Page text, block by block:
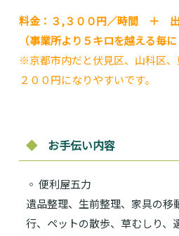
料金：３,３００円／時間 ＋
（事業所より５キロを越える毎
※京都市内だと伏見区、山科区
２００円になりやすいです。
◆ お手伝い内容
◦ 便利屋五力
遺品整理、生前整理、家具の移
行、ペットの散歩、草むしり、